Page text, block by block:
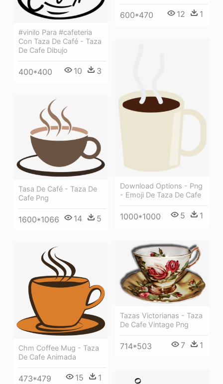
600*470 12 1
#vinilo Para #cafeteria
Con Taza De Café - Taza
De Cafe Dibujo
400*400 10 3
Download Options - Png
- Emoji De Taza De Cafe
1000*1000 5 1
Tasa De Café - Taza De
Cafe Png
1600*1066 14 5
Tazas Victorianas - Taza
De Cafe Vintage Png
714*503 7 1
Chm Coffee Mug - Taza
De Cafe Animada
473*479 15 1